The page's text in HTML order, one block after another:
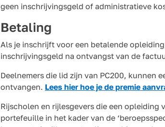
geen inschrijvingsgeld of administratieve
Betaling
Als je inschrijft voor een betalende
inschrijvingsgeld na ontvangst van de
Deelnemers die lid zijn van PC200, kunnen
ontvangen. Lees hier hoe je de premie
Rijscholen en rijlesgevers die een opleiding
portefeuille in het kader van de